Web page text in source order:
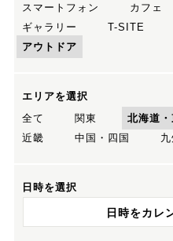
スマートフォン
カフェ
ギャラリー
T-SITE
アウトドア
エリアを選択
全て
関東 北海道
近畿
中国・四国
日時を選択
日時をカレ